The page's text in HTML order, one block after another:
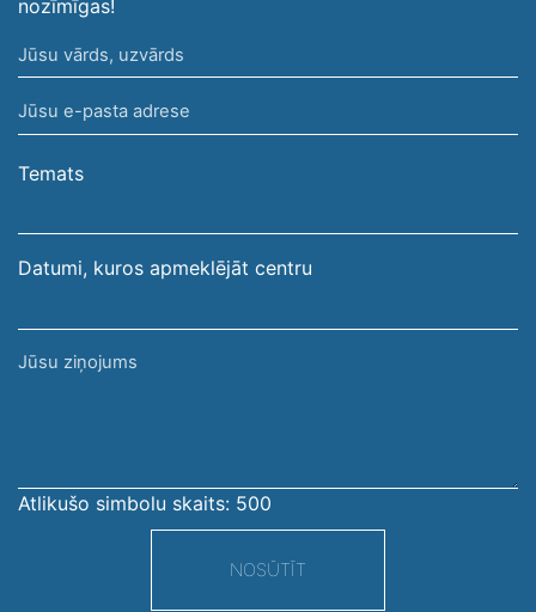
nozīmīgas!
Jūsu
vārds,
uzvārds
Jūsu
e-
pasta
Temats
Datumi, kuros apmeklējāt centru
Jūsu
Atlikušo simbolu skaits: 500
NOSŪTĪT